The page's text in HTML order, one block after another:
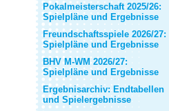
Pokalmeisterschaft 2025/26:
Spielpläne und Ergebnisse
Freundschaftsspiele 2026/27:
Spielpläne und Ergebnisse
BHV M-WM 2026/27:
Spielpläne und Ergebnisse
Ergebnisarchiv: Endtabellen
und Spielergebnisse